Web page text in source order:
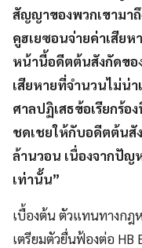
สัญญาของพวกเขามา
คูฮเยซอนจ่ายค่าเสีย
หน้านี้อดีตต้นสังกัดขอ
เสียหายที่จำนวนไม่น่า
ศาลปฏิเสธข้อเรียกร้อ
ชดเชยให้กับอดีตต้นสั
ล้านวอน เนื่องจากปัญ
เท่านั้น”
เบื้องต้น ตัวแทนทางกฎ
เตรียมตัวยื่นฟ้องต่อ